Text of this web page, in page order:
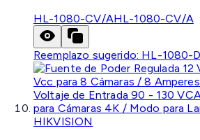
HL-1080-CV/AHL-1080-CV/A
Reemplazo sugerido: HL-1080-
HIKVISION